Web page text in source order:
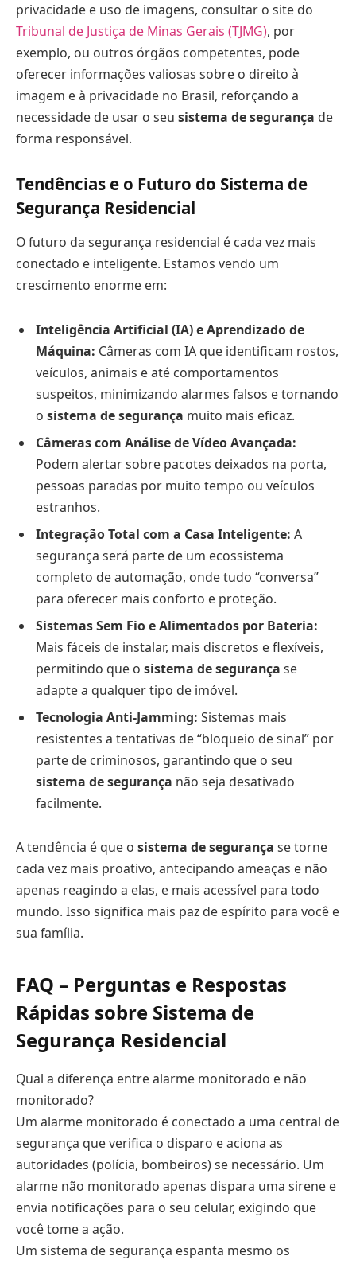
privacidade e uso de imagens, consultar o site do
Tribunal de Justiça de Minas Gerais (TJMG), por
exemplo, ou outros órgãos competentes, pode
oferecer informações valiosas sobre o direito à
imagem e à privacidade no Brasil, reforçando a
necessidade de usar o seu sistema de segurança de
forma responsável.
Tendências e o Futuro do Sistema de
Segurança Residencial
O futuro da segurança residencial é cada vez mais
conectado e inteligente. Estamos vendo um
crescimento enorme em:
Inteligência Artificial (IA) e Aprendizado de
Máquina: Câmeras com IA que identificam rostos,
veículos, animais e até comportamentos
suspeitos, minimizando alarmes falsos e tornando
o sistema de segurança muito mais eficaz.
Câmeras com Análise de Vídeo Avançada:
Podem alertar sobre pacotes deixados na porta,
pessoas paradas por muito tempo ou veículos
estranhos.
Integração Total com a Casa Inteligente: A
segurança será parte de um ecossistema
completo de automação, onde tudo “conversa”
para oferecer mais conforto e proteção.
Sistemas Sem Fio e Alimentados por Bateria:
Mais fáceis de instalar, mais discretos e flexíveis,
permitindo que o sistema de segurança se
adapte a qualquer tipo de imóvel.
Tecnologia Anti-Jamming: Sistemas mais
resistentes a tentativas de “bloqueio de sinal” por
parte de criminosos, garantindo que o seu
sistema de segurança não seja desativado
facilmente.
A tendência é que o sistema de segurança se torne
cada vez mais proativo, antecipando ameaças e não
apenas reagindo a elas, e mais acessível para todo
mundo. Isso significa mais paz de espírito para você e
sua família.
FAQ – Perguntas e Respostas
Rápidas sobre Sistema de
Segurança Residencial
Qual a diferença entre alarme monitorado e não
monitorado?
Um alarme monitorado é conectado a uma central de
segurança que verifica o disparo e aciona as
autoridades (polícia, bombeiros) se necessário. Um
alarme não monitorado apenas dispara uma sirene e
envia notificações para o seu celular, exigindo que
você tome a ação.
Um sistema de segurança espanta mesmo os